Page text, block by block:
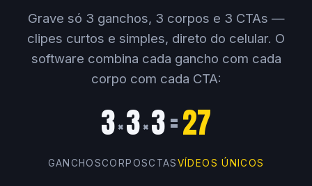
Grave só 3 ganchos, 3 corpos e 3 CTAs —
clipes curtos e simples, direto do celular. O
software combina cada gancho com cada
corpo com cada CTA:
3×3×3=27
GANCHOSCORPOSCTASVÍDEOS ÚNICOS